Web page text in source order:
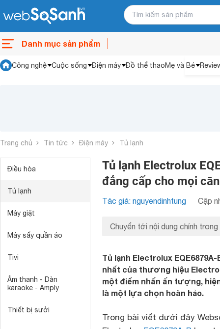
Danh mục sản phẩm
Công nghệ Cuộc sống Điện máy Đồ thể thaoMẹ và Bé
Trang chủ Tin tức Điện máy Tủ lạnh
Điều hòa
Tủ lạnh
Máy giặt
Máy sấy quần áo
Tivi
Âm thanh - Dàn
karaoke - Amply
Thiết bị sưởi
Tủ lạnh Electrolux
đẳng cấp cho mọi
Tác giả: nguyendinhtung Cập
Chuyển tới nội dung chính trong
Tủ lạnh Electrolux
nhất của thương hiệu
một điểm nhấn ấn tượng,
là một lựa chọn hoàn hảo.
Trong bài viết dưới đây